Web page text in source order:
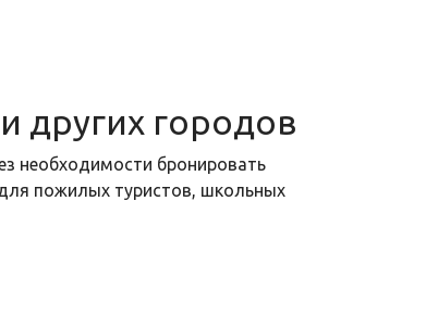
других городов
необходимости бронировать
пожилых туристов, школьных